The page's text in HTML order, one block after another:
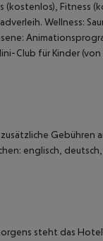
Fitness
Wellness:
Club für Kinder
Gebühren
englisch,
steht das